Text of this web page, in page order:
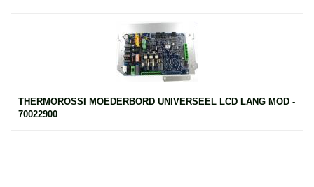
THERMOROSSI MOEDERBORD UNIVERSEEL LCD LANG MOD -
70022900